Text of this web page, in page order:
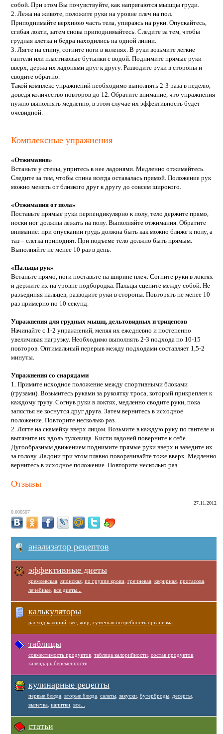
собой. При этом Вы почувствуйте, как напрягаются мышцы груди.
2. Лежа на животе, положите руки на уровне плеч на пол.
Приподнимайте верхнюю часть тела, упираясь на руки. Опускайтесь,
сгибая локти, затем снова приподнимайтесь. Следите за тем, чтобы
грудная клетка и бедра находились на одной линии.
3. Лягте на спину, согните ноги в коленях. В руки возьмите легкие
гантели или пластиковые бутылки с водой. Поднимите прямые руки
вверх, держа их ладонями друг к другу. Разводите руки в стороны и
сводите обратно.
Такой комплекс упражнений необходимо выполнять 2-3 раза в неделю,
доведя количество повторов до 12. Обратите внимание, что упражнения
нужно выполнять медленно, в этом случае их эффективность будет
очевидной.
Комплексные упражнения
«Отжимания»
Встаньте у стены, упритесь в нее ладонями. Медленно отжимайтесь.
Следите за тем, чтобы спина всегда оставалась прямой. Положение рук
можно менять от близкого друг к другу до совсем широкого.
«Отжимания от пола»
Поставьте прямые руки перпендикулярно к полу, тело держите прямо,
носки ног должны лежать на полу. Выполняйте отжимания. Обратите
внимание: при опускании грудь должна быть как можно ближе к полу, а
таз – слегка приподнят. При подъеме тело должно быть прямым.
Выполняйте не менее 10 раз в день.
«Пальцы рук»
Встаньте прямо, ноги поставьте на ширине плеч. Согните руки в локтях
и держите их на уровне подбородка. Пальцы сцепите между собой. Не
разъединяя пальцев, разводите руки в стороны. Повторять не менее 10
раз примерно по 10 секунд.
Упражнения для грудных мышц, дельтовидных и трицепсов
Начинайте с 1-2 упражнений, меняя их ежедневно и постепенно
увеличивая нагрузку. Необходимо выполнять 2-3 подхода по 10-15
повторов. Оптимальный перерыв между подходами составляет 1,5-2
минуты.
Упражнения со снарядами
1. Примите исходное положение между спортивными блоками
(грузами). Возьмитесь руками за рукоятку троса, который прикреплен к
каждому грузу. Согнув руки в локтях, медленно сводите руки, пока
запястья не коснутся друг друга. Затем вернитесь в исходное
положение. Повторите несколько раз.
2. Лягте на скамейку вверх лицом. Возьмите в каждую руку по гантеле и
вытяните их вдоль туловища. Кисти ладоней поверните к себе.
Дугообразным движением поднимите прямые руки вверх и заведите их
за голову. Ладони при этом плавно поворачивайте тоже вверх. Медленно
вернитесь в исходное положение. Повторите несколько раз.
Отзывы
27.11.2012
0.000507
анализатор рецептов
эффективные диеты
кремлевская, японская, по группе крови, гречневая, кефирная, протасова
лечебные, все диеты...
калькуляторы
расход калорий, вес, жир суточная потребность организма
таблицы
совместимость продуктов, таблица калорийности, состав продуктов,
календарь беременности
кулинарные рецепты
первые блюда вторые блюда салаты, закуски, бутерброды, десерты,
выпечка напитки, все...
статьи